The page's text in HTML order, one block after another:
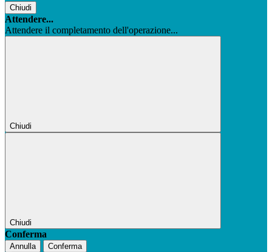
Chiudi
Attendere...
Attendere il completamento dell'operazione...
Chiudi
Chiudi
Conferma
Annulla Conferma